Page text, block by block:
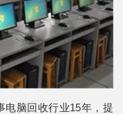
电脑回收行业15年，提